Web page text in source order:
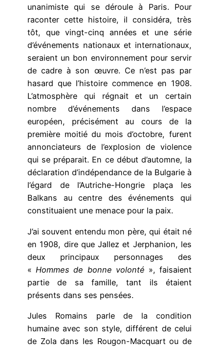
unanimiste qui se déroule à Paris. Pour
raconter cette histoire, il considéra, très
tôt, que vingt-cinq années et une série
d’événements nationaux et internationaux,
seraient un bon environnement pour servir
de cadre à son œuvre. Ce n’est pas par
hasard que l’histoire commence en 1908.
L’atmosphère qui régnait et un certain
nombre d’événements dans l’espace
européen, précisément au cours de la
première moitié du mois d’octobre, furent
annonciateurs de l’explosion de violence
qui se préparait. En ce début d’automne, la
déclaration d’indépendance de la Bulgarie à
l’égard de l’Autriche-Hongrie plaça les
Balkans au centre des événements qui
constituaient une menace pour la paix.
J’ai souvent entendu mon père, qui était né
en 1908, dire que Jallez et Jerphanion, les
deux principaux personnages des
« Hommes de bonne volonté », faisaient
partie de sa famille, tant ils étaient
présents dans ses pensées.
Jules Romains parle de la condition
humaine avec son style, différent de celui
de Zola dans les Rougon-Macquart ou de